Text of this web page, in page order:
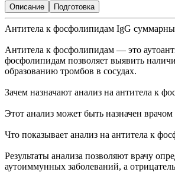
Описание Подготовка
Антитела к фосфолипидам IgG
Антитела к фосфолипидам — это
фосфолипидам позволяет выявить
образованию тромбов в сосудах.
Зачем назначают анализ на антитела к
Этот анализ может быть назначен
Что показывает анализ на антитела к
Результаты анализа позволяют врачу
аутоиммунных заболеваний, а